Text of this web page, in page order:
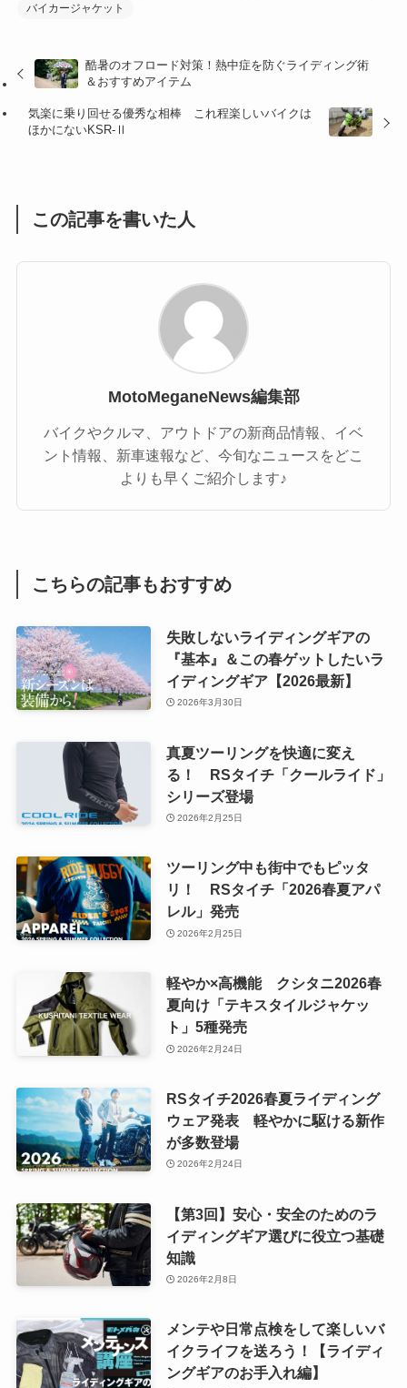
(47)
(16)
(1)
バイカージャケット
酷暑のオフロード対策！熱中症を防ぐライディング術
＆おすすめアイテム
気楽に乗り回せる優秀な相棒 これ程楽しいバイクは
ほかにないKSR-Ⅱ
この記事を書いた人
MotoMeganeNews編集部
バイクやクルマ、アウトドアの新商品情報、イベ
ント情報、新車速報など、今旬なニュースをどこ
よりも早くご紹介します♪
こちらの記事もおすすめ
失敗しないライディングギアの
『基本』＆この春ゲットしたいラ
イディングギア【2026最新】
2026年3月30日
真夏ツーリングを快適に変え
る！ RSタイチ「クールライド」
シリーズ登場
2026年2月25日
ツーリング中も街中でもピッタ
リ！ RSタイチ「2026春夏アパ
レル」発売
2026年2月25日
軽やか×高機能 クシタニ2026春
夏向け「テキスタイルジャケッ
ト」5種発売
2026年2月24日
RSタイチ2026春夏ライディング
ウェア発表 軽やかに駆ける新作
が多数登場
2026年2月24日
【第3回】安心・安全のためのラ
イディングギア選びに役立つ基礎
知識
2026年2月8日
メンテや日常点検をして楽しいバ
イクライフを送ろう！【ライディ
ングギアのお手入れ編】